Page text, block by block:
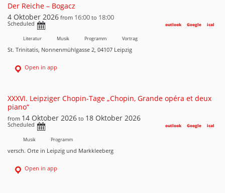
Der Reiche – Bogacz
4 Oktober 2026 from 16:00 to 18:00
Scheduled ical
Google
outlook
Literatur Musik Programm Vortrag
St. Trinitatis, Nonnenmühlgasse 2, 04107 Leipzig
Open in app
XXXVI. Leipziger Chopin-Tage „Chopin, Grande opéra et deux
piano“
from 14 Oktober 2026 to 18 Oktober 2026
Scheduled ical
Google
outlook
Musik Programm
versch. Orte in Leipzig und Markkleeberg
Open in app